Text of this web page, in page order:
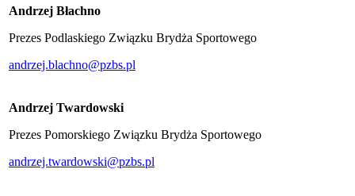
Andrzej Błachno
Prezes Podlaskiego Związku Brydża Sportowego
andrzej.blachno@pzbs.pl
Andrzej Twardowski
Prezes Pomorskiego Związku Brydża Sportowego
andrzej.twardowski@pzbs.pl